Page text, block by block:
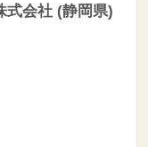
式会社 (静岡県)